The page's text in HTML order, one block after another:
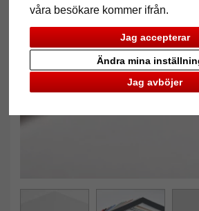
våra besökare kommer ifrån.
Jag accepterar
Jag avböjer
Ändra mina
Tillbaka